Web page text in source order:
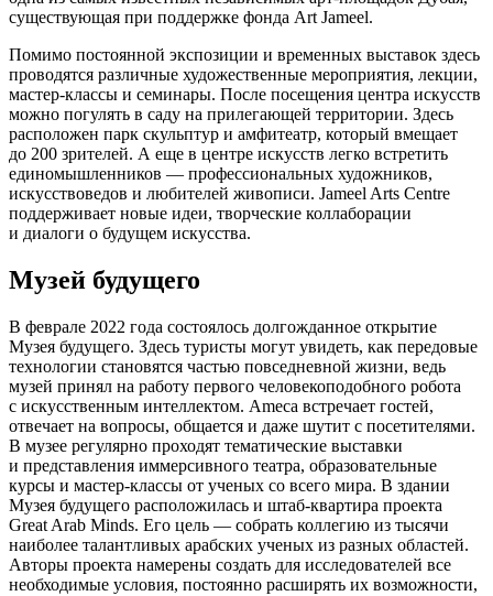
существующая при поддержке фонда Art Jameel.
Помимо постоянной экспозиции и временных выставок здесь
проводятся различные художественные мероприятия, лекции,
мастер-классы и семинары. После посещения центра искусств
можно погулять в саду на прилегающей территории. Здесь
расположен парк скульптур и амфитеатр, который вмещает
до 200 зрителей. А еще в центре искусств легко встретить
единомышленников — профессиональных художников,
искусствоведов и любителей живописи. Jameel Arts Centre
поддерживает новые идеи, творческие коллаборации
и диалоги о будущем искусства.
Музей будущего
В феврале 2022 года состоялось долгожданное открытие
Музея будущего. Здесь туристы могут увидеть, как передовые
технологии становятся частью повседневной жизни, ведь
музей принял на работу первого человекоподобного робота
с искусственным интеллектом. Ameca встречает гостей,
отвечает на вопросы, общается и даже шутит с посетителями.
В музее регулярно проходят тематические выставки
и представления иммерсивного театра, образовательные
курсы и мастер-классы от ученых со всего мира. В здании
Музея будущего расположилась и штаб-квартира проекта
Great Arab Minds. Его цель — собрать коллегию из тысячи
наиболее талантливых арабских ученых из разных областей.
Авторы проекта намерены создать для исследователей все
необходимые условия, постоянно расширять их возможности,